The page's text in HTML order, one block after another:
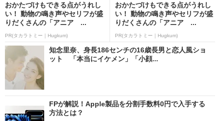
おかたづけもできる点がうれし
い！ 動物の鳴き声やセリフが盛
りだくさんの「アニア ...
PR(タカラトミー｜Hugkum)
おかたづけもできる点がうれし
い！ 動物の鳴き声やセリフが盛
りだくさんの「アニア ...
PR(タカラトミー｜Hugkum)
知念里奈、身長186センチの16歳長男と恋人風ショ
ット 「本当にイケメン」「小顔...
FPが解説！Apple製品を分割手数料0円で入手する
方法とは？